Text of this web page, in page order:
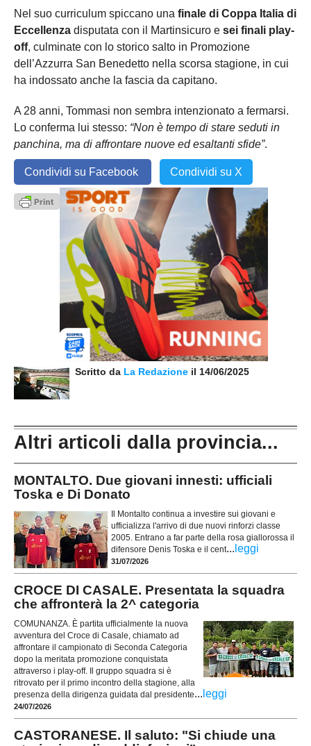
Nel suo curriculum spiccano una finale di Coppa Italia di
Eccellenza disputata con il Martinsicuro e sei finali play-
off, culminate con lo storico salto in Promozione
dell’Azzurra San Benedetto nella scorsa stagione, in cui
ha indossato anche la fascia da capitano.
A 28 anni, Tommasi non sembra intenzionato a fermarsi.
Lo conferma lui stesso: “Non è tempo di stare seduti in
panchina, ma di affrontare nuove ed esaltanti sfide”.
Condividi su Facebook Condividi su X
Scritto da La Redazione il 14/06/2025
Altri articoli dalla provincia...
MONTALTO. Due giovani innesti: ufficiali
Toska e Di Donato
Il Montalto continua a investire sui giovani e
ufficializza l'arrivo di due nuovi rinforzi classe
2005. Entrano a far parte della rosa giallorossa il
difensore Denis Toska e il cent... leggi
31/07/2026
CROCE DI CASALE. Presentata la squadra
che affronterà la 2^ categoria
COMUNANZA. È partita ufficialmente la nuova
avventura del Croce di Casale, chiamato ad
affrontare il campionato di Seconda Categoria
dopo la meritata promozione conquistata
attraverso i play-off. Il gruppo squadra si è
ritrovato per il primo incontro della stagione, alla
presenza della dirigenza guidata dal presidente... leggi
24/07/2026
CASTORANESE. Il saluto: "Si chiude una